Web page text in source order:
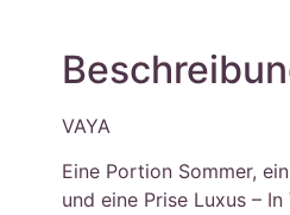
VAYA
Eine Portion Sommer,
und eine Prise Luxus –